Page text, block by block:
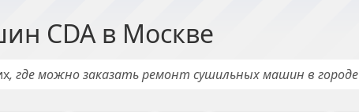
CDAв Москве
, где можно заказать ремонт сушильных машин в городе